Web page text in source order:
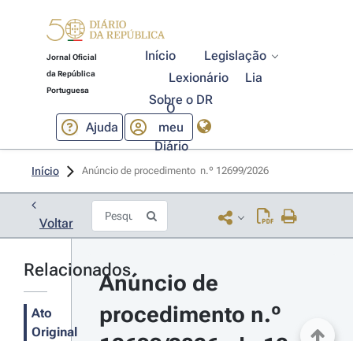
Jornal Oficial
da República
Portuguesa
Início
Legislação
Lexionário
Lia
Sobre o DR
Ajuda
O
meu
Diário
Início Anúncio de procedimento  n.º 12699/2026
Voltar
Relacionados
Ato
Original
Anúncio de
procedimento n.º